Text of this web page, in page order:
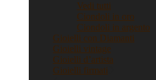
Vedi tutti
Ciondoli in oro
Ciondoli in argento
Gioielli con Diamanti
Gioielli vintage
Gioielli d’artista
Gioielli firmati